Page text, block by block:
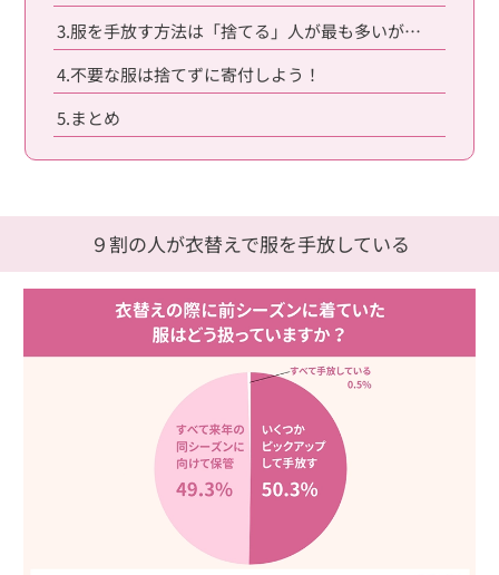
3.服を手放す方法は「捨てる」人が最も多いが…
4.不要な服は捨てずに寄付しよう！
5.まとめ
９割の人が衣替えで服を手放している